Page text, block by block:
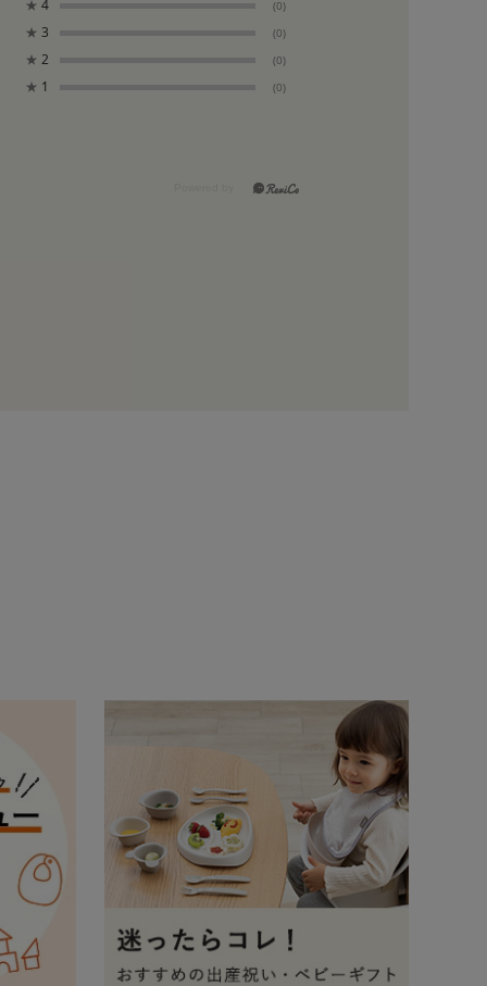
★ 4 (0)
★ 3 (0)
★ 2 (0)
★ 1 (0)